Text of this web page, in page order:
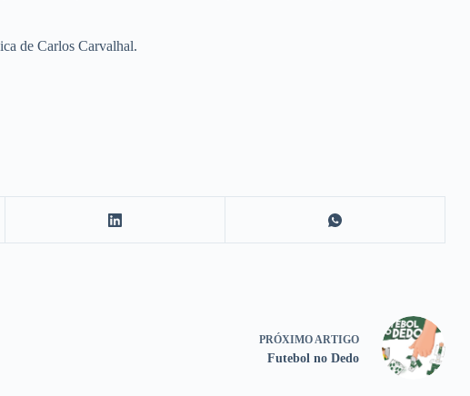
de Carlos Carvalhal.
PRÓXIMOARTIGO
Futebol no Dedo